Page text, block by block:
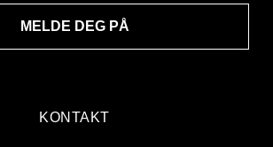
KONTAKT
MELDE DEG PÅ